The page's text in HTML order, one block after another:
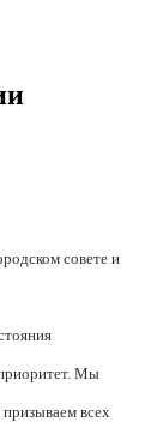
совете и
Мы
всех